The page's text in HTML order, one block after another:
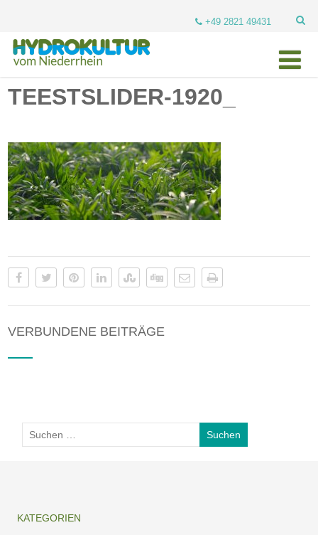
+49 2821 49431
TEESTSLIDER-1920_
VERBUNDENE BEITRÄGE
KATEGORIEN